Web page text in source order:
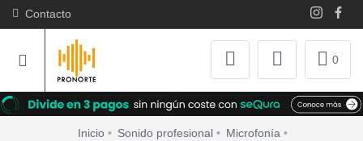
Contacto
0
Inicio Sonido profesional
Microfonía